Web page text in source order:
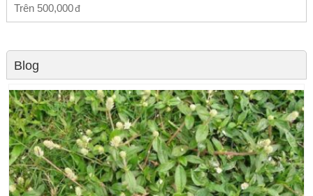
Trên 500,000
Blog